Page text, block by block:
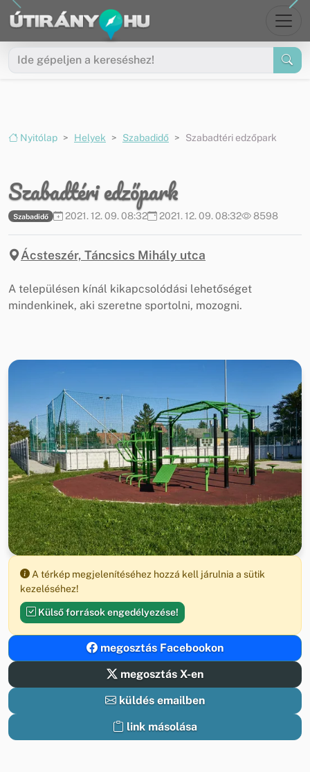
Ugrás a menüre
Ugrás a tartalomra
Nyitólap Helyek Szabadidő Szabadtéri edzőpark
Szabadtéri edzőpark
Szabadidő 2021. 12. 09. 08:32 2021. 12. 09. 08:32 8598
Ácsteszér, Táncsics Mihály utca
A településen kínál kikapcsolódási lehetőséget
mindenkinek, aki szeretne sportolni, mozogni.
A térkép megjelenítéséhez hozzá kell járulnia a sütik
kezeléséhez!
Külső források engedélyezése!
megosztás Facebookon
megosztás X-en
küldés emailben
link másolása